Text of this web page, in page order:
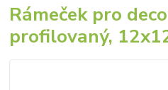
Rámeček pro
profilovaný,